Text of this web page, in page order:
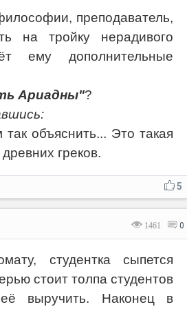
преподаватель,
на тройку нерадивого
ему дополнительные
Ариадны"?
объяснить... Это такая
греков.
5
1461 0
студентка сыпется
стоит толпа студентов
выручить. Наконец в